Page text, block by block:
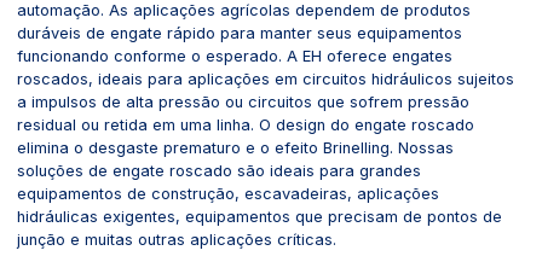
automação. As aplicações agrícolas dependem de produtos
duráveis de engate rápido para manter seus equipamentos
funcionando conforme o esperado. A EH oferece engates
roscados, ideais para aplicações em circuitos hidráulicos sujeitos
a impulsos de alta pressão ou circuitos que sofrem pressão
residual ou retida em uma linha. O design do engate roscado
elimina o desgaste prematuro e o efeito Brinelling. Nossas
soluções de engate roscado são ideais para grandes
equipamentos de construção, escavadeiras, aplicações
hidráulicas exigentes, equipamentos que precisam de pontos de
junção e muitas outras aplicações críticas.